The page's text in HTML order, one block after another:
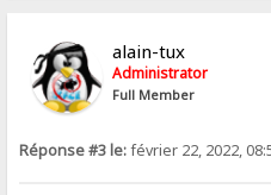
alain-tux
Administrator
Full Member
Réponse #3 le:février 22, 2022,